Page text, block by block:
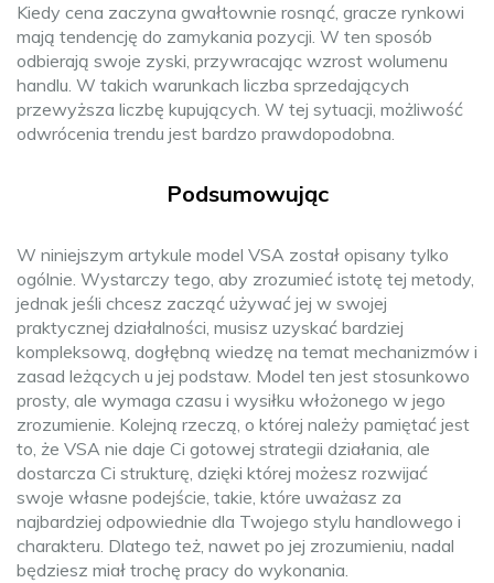
Kiedy cena zaczyna gwałtownie rosnąć, gracze rynkowi
mają tendencję do zamykania pozycji. W ten sposób
odbierają swoje zyski, przywracając wzrost wolumenu
handlu. W takich warunkach liczba sprzedających
przewyższa liczbę kupujących. W tej sytuacji, możliwość
odwrócenia trendu jest bardzo prawdopodobna.
Podsumowując
W niniejszym artykule model VSA został opisany tylko
ogólnie. Wystarczy tego, aby zrozumieć istotę tej metody,
jednak jeśli chcesz zacząć używać jej w swojej
praktycznej działalności, musisz uzyskać bardziej
kompleksową, dogłębną wiedzę na temat mechanizmów i
zasad leżących u jej podstaw. Model ten jest stosunkowo
prosty, ale wymaga czasu i wysiłku włożonego w jego
zrozumienie. Kolejną rzeczą, o której należy pamiętać jest
to, że VSA nie daje Ci gotowej strategii działania, ale
dostarcza Ci strukturę, dzięki której możesz rozwijać
swoje własne podejście, takie, które uważasz za
najbardziej odpowiednie dla Twojego stylu handlowego i
charakteru. Dlatego też, nawet po jej zrozumieniu, nadal
będziesz miał trochę pracy do wykonania.